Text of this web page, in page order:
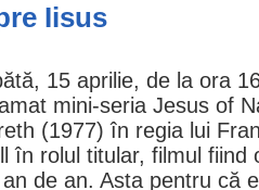
Iisus
15 aprilie, de la ora
mini-seria Jesus of
(1977) în regia lui
în rolul titular, filmul fiind
de an. Asta pentru că